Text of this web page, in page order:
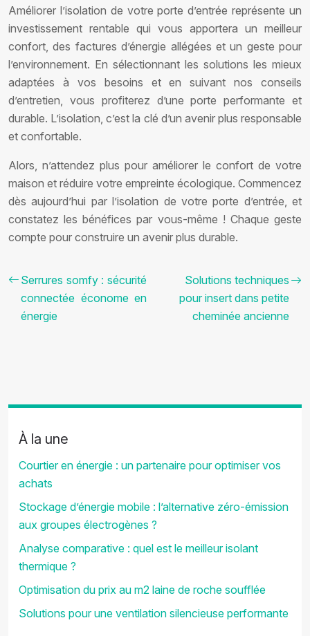
Améliorer l’isolation de votre porte d’entrée représente un
investissement rentable qui vous apportera un meilleur
confort, des factures d’énergie allégées et un geste pour
l’environnement. En sélectionnant les solutions les mieux
adaptées à vos besoins et en suivant nos conseils
d’entretien, vous profiterez d’une porte performante et
durable. L’isolation, c’est la clé d’un avenir plus responsable
et confortable.
Alors, n’attendez plus pour améliorer le confort de votre
maison et réduire votre empreinte écologique. Commencez
dès aujourd’hui par l’isolation de votre porte d’entrée, et
constatez les bénéfices par vous-même ! Chaque geste
compte pour construire un avenir plus durable.
Serrures somfy : sécurité
connectée économe en
énergie
Solutions techniques
pour insert dans petite
cheminée ancienne
À la une
Courtier en énergie : un partenaire pour optimiser vos
achats
Stockage d’énergie mobile : l’alternative zéro-émission
aux groupes électrogènes ?
Analyse comparative : quel est le meilleur isolant
thermique ?
Optimisation du prix au m2 laine de roche soufflée
Solutions pour une ventilation silencieuse performante